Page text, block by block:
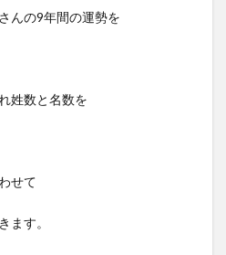
んの9年間の運勢を
姓数と名数を
せて
ます。